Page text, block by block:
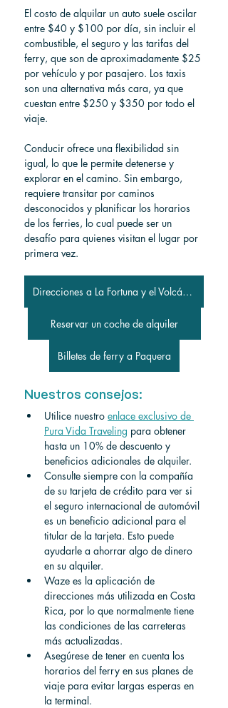
El costo de alquilar un auto suele oscilar
entre $40 y $100 por día, sin incluir el
combustible, el seguro y las tarifas del
ferry, que son de aproximadamente $25
por vehículo y por pasajero. Los taxis
son una alternativa más cara, ya que
cuestan entre $250 y $350 por todo el
viaje.
Conducir ofrece una flexibilidad sin
igual, lo que le permite detenerse y
explorar en el camino. Sin embargo,
requiere transitar por caminos
desconocidos y planificar los horarios
de los ferries, lo cual puede ser un
desafío para quienes visitan el lugar por
primera vez.
Direcciones a La Fortuna y el Volcán Arenal
Reservar un coche de alquiler
Billetes de ferry a Paquera
Nuestros consejos:
Utilice nuestro enlace exclusivo de
Pura Vida Traveling para obtener
hasta un 10% de descuento y
beneficios adicionales de alquiler.
Consulte siempre con la compañía
de su tarjeta de crédito para ver si
el seguro internacional de automóvil
es un beneficio adicional para el
titular de la tarjeta. Esto puede
ayudarle a ahorrar algo de dinero
en su alquiler.
Waze es la aplicación de
direcciones más utilizada en Costa
Rica, por lo que normalmente tiene
las condiciones de las carreteras
más actualizadas.
Asegúrese de tener en cuenta los
horarios del ferry en sus planes de
viaje para evitar largas esperas en
la terminal.